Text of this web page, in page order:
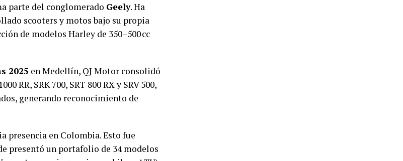
parte del conglomerado Geely. Ha
scooters y motos bajo su propia
de modelos Harley de 350–500 cc
2025 en Medellín, QJ Motor consolidó
RR, SRK 700, SRT 800 RX y SRV 500,
generando reconocimiento de
presencia en Colombia. Esto fue
presentó un portafolio de 34 modelos